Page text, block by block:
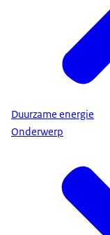
Duurzame energie
Onderwerp